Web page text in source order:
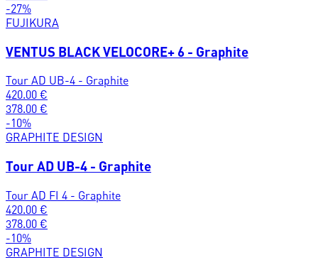
-27%
FUJIKURA
VENTUS BLACK VELOCORE+ 6 - Graphite
Tour AD UB-4 - Graphite
420.00 €
378.00 €
-10%
GRAPHITE DESIGN
Tour AD UB-4 - Graphite
Tour AD FI 4 - Graphite
420.00 €
378.00 €
-10%
GRAPHITE DESIGN